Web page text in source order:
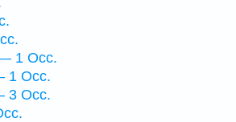
— 1 Occ.
1 Occ.
3 Occ.